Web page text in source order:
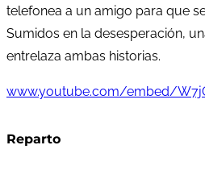
telefonea a un amigo para que
Sumidos en la desesperación,
entrelaza ambas historias.
www.youtube.com/embed/
Reparto